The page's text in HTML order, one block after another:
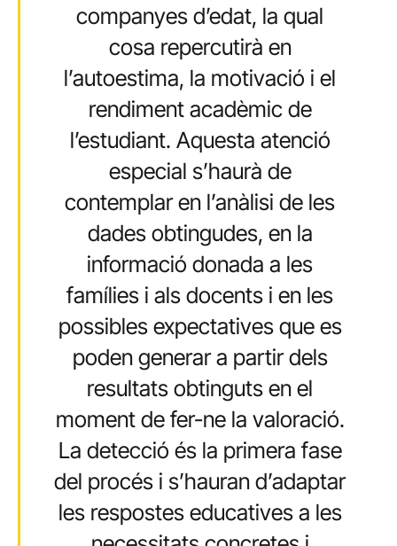
companyes d’edat, la qual
cosa repercutirà en
l’autoestima, la motivació i el
rendiment acadèmic de
l’estudiant. Aquesta atenció
especial s’haurà de
contemplar en l’anàlisi de les
dades obtingudes, en la
informació donada a les
famílies i als docents i en les
possibles expectatives que es
poden generar a partir dels
resultats obtinguts en el
moment de fer-ne la valoració.
La detecció és la primera fase
del procés i s’hauran d’adaptar
les respostes educatives a les